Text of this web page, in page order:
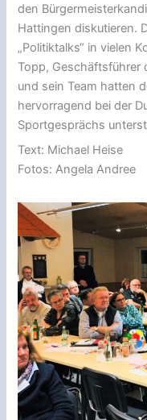
den
Hattingen diskutieren.
„Politiktalks“ in vielen
Topp, Geschäftsführer
und sein Team hatten
hervorragend bei der
Sportgesprächs
Text: Michael Heise
Fotos: Angela Andree